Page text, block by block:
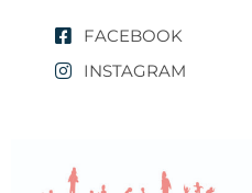
FACEBOOK
INSTAGRAM